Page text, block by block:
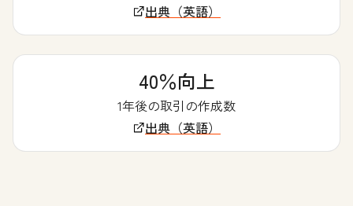
出典（英語）
40％向上
1年後の取引の作成数
出典（英語）